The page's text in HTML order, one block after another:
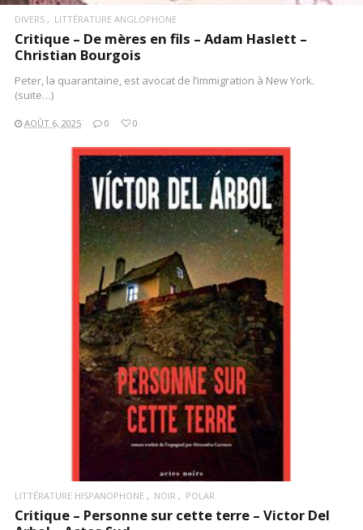
DIVERS LITTÉRATURE ANGLOPHONE
Critique – De mères en fils – Adam Haslett –
Christian Bourgois
Peter, la quarantaine, est avocat de l’immigration à New York.
(suite…)
AOÛT 6, 2025 0 0
LIRE LA SUITE
LITTÉRATURE HISPANOPHONE NOIR POLAR
Critique – Personne sur cette terre – Victor Del